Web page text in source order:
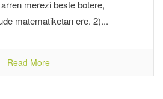
merezi beste botere,
matematiketan ere. 2)...
Read More